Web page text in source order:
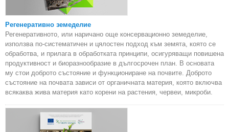
Регенеративно земеделие
Регенеративното, или наричано още консервационно земеделие,
използва по-систематичен и цялостен подход към земята, която се
обработва, и прилага в обработката принципи, осигуряващи повишена
продуктивност и биоразнообразие в дългосрочен план. В основата
му стои доброто състояние и функциониране на почвите. Доброто
състояние на почвата зависи от органичната материя, която включва
всякаква жива материя като корени на растения, червеи, микроби.